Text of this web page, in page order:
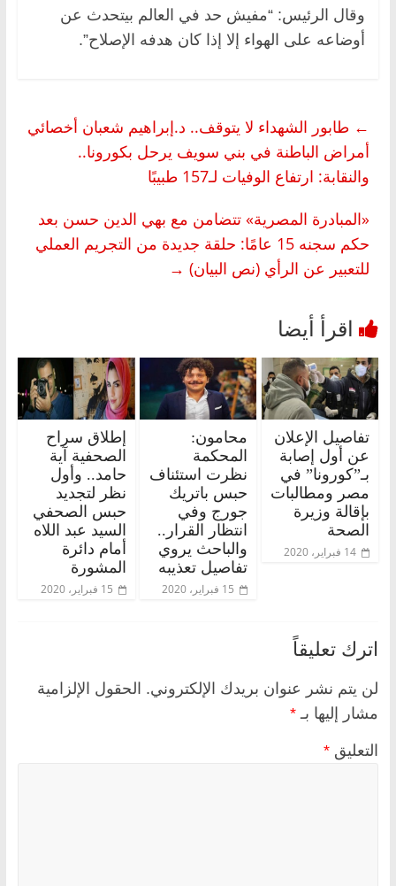
وقال الرئيس: “مفيش حد في العالم بيتحدث عن
أوضاعه على الهواء إلا إذا كان هدفه الإصلاح”.
← طابور الشهداء لا يتوقف.. د.إبراهيم شعبان أخصائي
أمراض الباطنة في بني سويف يرحل بكورونا..
والنقابة: ارتفاع الوفيات لـ157 طبيبًا
«المبادرة المصرية» تتضامن مع بهي الدين حسن بعد
حكم سجنه 15 عامًا: حلقة جديدة من التجريم العملي
للتعبير عن الرأي (نص البيان) →
تفاصيل الإعلان
عن أول إصابة
بـ”كورونا” في
مصر ومطالبات
بإقالة وزيرة
الصحة
14 فبراير، 2020
محامون:
المحكمة
نظرت استئناف
حبس باتريك
جورج وفي
انتظار القرار..
والباحث يروي
تفاصيل تعذيبه
15 فبراير، 2020
إطلاق سراح
الصحفية آية
حامد.. وأول
نظر لتجديد
حبس الصحفي
السيد عبد اللاه
أمام دائرة
المشورة
15 فبراير، 2020
اترك تعليقاً
لن يتم نشر عنوان بريدك الإلكتروني. الحقول الإلزامية
مشار إليها بـ *
التعليق *